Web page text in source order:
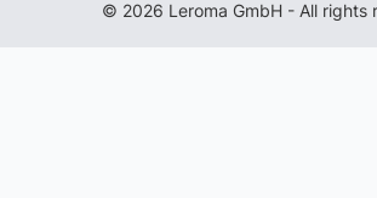
© 2026 Leroma GmbH - All rights